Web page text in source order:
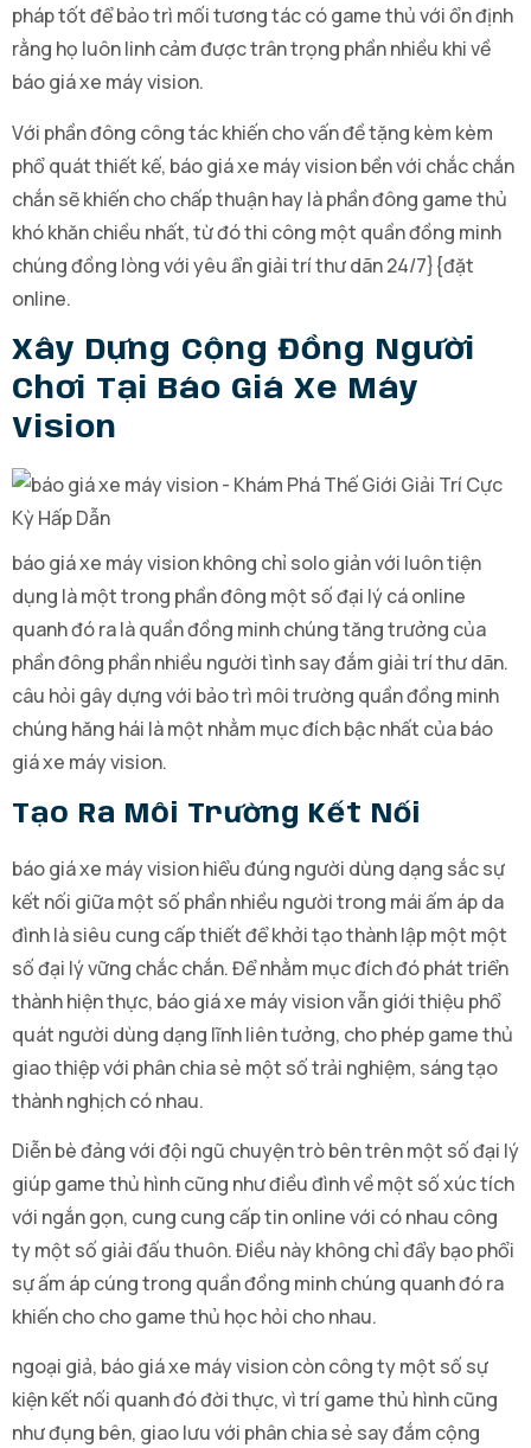
pháp tốt để bảo trì mối tương tác có game thủ với ổn định
rằng họ luôn linh cảm được trân trọng phần nhiều khi về
báo giá xe máy vision.
Với phần đông công tác khiến cho vấn đề tặng kèm kèm
phổ quát thiết kế, báo giá xe máy vision bền với chắc chắn
chắn sẽ khiến cho chấp thuận hay là phần đông game thủ
khó khăn chiều nhất, từ đó thi công một quần đồng minh
chúng đồng lòng với yêu ẩn giải trí thư dãn 24/7}{đặt
online.
Xây Dựng Cộng Đồng Người
Chơi Tại Báo Giá Xe Máy
Vision
báo giá xe máy vision không chỉ solo giản với luôn tiện
dụng là một trong phần đông một số đại lý cá online
quanh đó ra là quần đồng minh chúng tăng trưởng của
phần đông phần nhiều người tình say đắm giải trí thư dãn.
câu hỏi gây dựng với bảo trì môi trường quần đồng minh
chúng hăng hái là một nhằm mục đích bậc nhất của báo
giá xe máy vision.
Tạo Ra Môi Trường Kết Nối
báo giá xe máy vision hiểu đúng người dùng dạng sắc sự
kết nối giữa một số phần nhiều người trong mái ấm áp da
đình là siêu cung cấp thiết để khởi tạo thành lập một một
số đại lý vững chắc chắn. Để nhằm mục đích đó phát triển
thành hiện thực, báo giá xe máy vision vẫn giới thiệu phổ
quát người dùng dạng lĩnh liên tưởng, cho phép game thủ
giao thiệp với phân chia sẻ một số trải nghiệm, sáng tạo
thành nghịch có nhau.
Diễn bè đảng với đội ngũ chuyện trò bên trên một số đại lý
giúp game thủ hình cũng như điều đình về một số xúc tích
với ngắn gọn, cung cung cấp tin online với có nhau công
ty một số giải đấu thuôn. Điều này không chỉ đẩy bạo phổi
sự ấm áp cúng trong quần đồng minh chúng quanh đó ra
khiến cho cho game thủ học hỏi cho nhau.
ngoại giả, báo giá xe máy vision còn công ty một số sự
kiện kết nối quanh đó đời thực, vì trí game thủ hình cũng
như đụng bên, giao lưu với phân chia sẻ say đắm cộng